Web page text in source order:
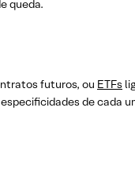
queda.
futuros, ou ETFs
de cada